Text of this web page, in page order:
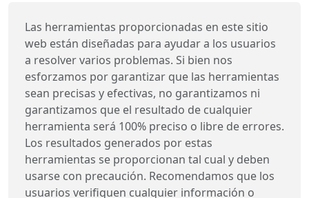
Las herramientas proporcionadas en este sitio
web están diseñadas para ayudar a los usuarios
a resolver varios problemas. Si bien nos
esforzamos por garantizar que las herramientas
sean precisas y efectivas, no garantizamos ni
garantizamos que el resultado de cualquier
herramienta será 100% preciso o libre de errores.
Los resultados generados por estas
herramientas se proporcionan tal cual y deben
usarse con precaución. Recomendamos que los
usuarios verifiquen cualquier información o